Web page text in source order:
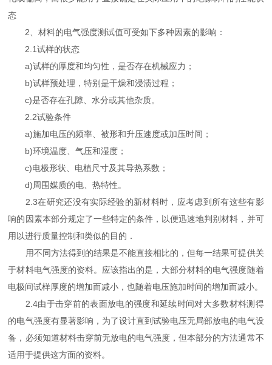
态
2、材料的电气强度测试值可受如下多种因素的影响：
2.1试样的状态
a)试样的厚度和均匀性，是否存在机械应力；
b)试样预处理，特别是干燥和浸渍过程；
c)是否存在孔隙、水分或其他杂质。
2.2试验条件
a)施加电压的频率、被形和升压速度或加压时间；
b)环境温度、气压和湿度；
c)电极形状、电植尺寸及其导热系数；
d)周围媒质的电、热特性。
2.3在研究还没有实际经验的新材料时，应考虑到所有这些有影
响的因素本部分规定了一些特定的条件，以便迅速地判别材料，并可
用以进行质量控制和类似的目的．
用不同方法得到的结果是不能直接相比的，但每一结果可提供关
于材料电气强度的资料。应该指出的是，大部分材料的电气强度随着
电极间试样厚度的增加而减小，也随着电压施加时间的增加而减小。
2.4由于击穿前的表面放电的强度和延续时间对大多数材料测得
的电气强度有显著影响，为了设计直到试验电压无局部放电的电气设
备，必须知道材料击穿前无放电的电气强度，但本部分的方法通常不
适用于提供这方面的资料。